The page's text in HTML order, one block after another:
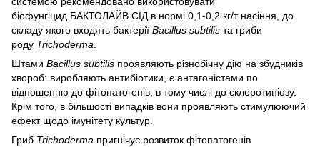
біофунгіцид БАКТОЛАЙВ СІД в нормі 0,1-0,2 кг/т насіння, до
складу якого входять бактерії Bacillus subtilis та гриби
роду Trichoderma.
Штами Bacillus subtilis проявляють різнобічну дію на збудників
хвороб: виробляють антибіотики, є антагоністами по
відношенню до фітопатогенів, в тому числі до склеротиніозу.
Крім того, в більшості випадків вони проявляють стимулюючий
ефект щодо імунітету культур.
Гриб Trichoderma пригнічує розвиток фітопатогенів